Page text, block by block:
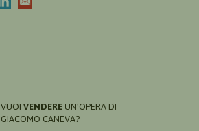
VUOI VENDERE UN'OPERA DI
GIACOMO CANEVA?